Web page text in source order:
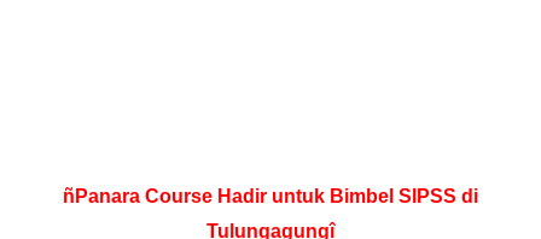
ñPanara Course Hadir untuk Bimbel SIPSS di
Tulungagungî